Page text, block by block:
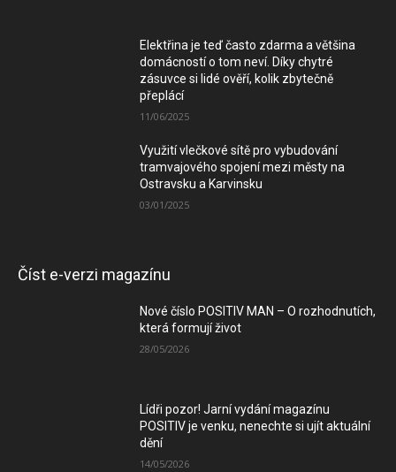
Elektřina je teď často zdarma a většina
domácností o tom neví. Díky chytré
zásuvce si lidé ověří, kolik zbytečně
přeplácí
11/06/2025
Využití vlečkové sítě pro vybudování
tramvajového spojení mezi městy na
Ostravsku a Karvinsku
03/01/2025
Číst e-verzi magazínu
Nové číslo POSITIV MAN – O rozhodnutích,
která formují život
28/05/2026
Lídři pozor! Jarní vydání magazínu
POSITIV je venku, nenechte si ujít aktuální
dění
14/05/2026